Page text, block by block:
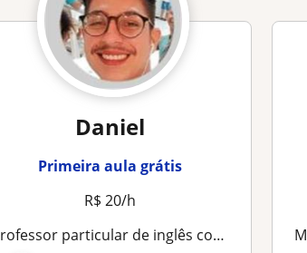
Daniel
Primeira aula grátis
R$ 20/h
Professor particular de inglês com experiência em Monitor do idioma e emprego remoto para empresa estrangeora